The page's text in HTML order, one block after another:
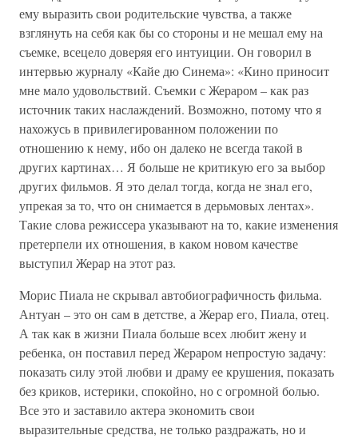
ему выразить свои родительские чувства, а также
взглянуть на себя как бы со стороны и не мешал ему на
съемке, всецело доверяя его интуиции. Он говорил в
интервью журналу «Кайе дю Синема»: «Кино приносит
мне мало удовольствий. Съемки с Жераром – как раз
источник таких наслаждений. Возможно, потому что я
нахожусь в привилегированном положении по
отношению к нему, ибо он далеко не всегда такой в
других картинах… Я больше не критикую его за выбор
других фильмов. Я это делал тогда, когда не знал его,
упрекая за то, что он снимается в дерьмовых лентах».
Такие слова режиссера указывают на то, какие изменения
претерпели их отношения, в каком новом качестве
выступил Жерар на этот раз.
Морис Пиала не скрывал автобиографичность фильма.
Антуан – это он сам в детстве, а Жерар его, Пиала, отец.
А так как в жизни Пиала больше всех любит жену и
ребенка, он поставил перед Жераром непростую задачу:
показать силу этой любви и драму ее крушения, показать
без криков, истерики, спокойно, но с огромной болью.
Все это и заставило актера экономить свои
выразительные средства, не только раздражать, но и